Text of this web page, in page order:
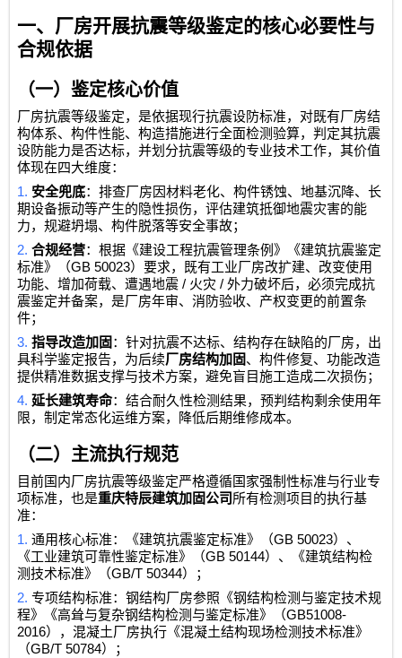
一、厂房开展抗震等级鉴定的核心必要性与
合规依据
（一）鉴定核心价值
厂房抗震等级鉴定，是依据现行抗震设防标准，对既有厂房结
构体系、构件性能、构造措施进行全面检测验算，判定其抗震
设防能力是否达标，并划分抗震等级的专业技术工作，其价值
体现在四大维度：
1. 安全兜底：排查厂房因材料老化、构件锈蚀、地基沉降、长
期设备振动等产生的隐性损伤，评估建筑抵御地震灾害的能
力，规避坍塌、构件脱落等安全事故；
2.合规经营：根据《建设工程抗震管理条例》《建筑抗震鉴定
标准》（GB 50023）要求，既有工业厂房改扩建、改变使用
功能、增加荷载、遭遇地震/ 火灾/外力破坏后，必须完成抗
震鉴定并备案，是厂房年审、消防验收、产权变更的前置条
件；
3.指导改造加固 ：针对抗震不达标、结构存在缺陷的厂房，出
具科学鉴定报告，为后续厂房结构加固、构件修复、功能改造
提供精准数据支撑与技术方案，避免盲目施工造成二次损伤；
4.延长建筑寿命：结合耐久性检测结果，预判结构剩余使用年
限，制定常态化运维方案，降低后期维修成本。
（二）主流执行规范
目前国内厂房抗震等级鉴定严格遵循国家强制性标准与行业专
项标准，也是重庆特辰建筑加固公司 所有检测项目的执行基
准：
1.通用核心标准：《建筑抗震鉴定标准》（GB 50023）、
《工业建筑可靠性鉴定标准》（GB 50144）、《建筑结构检
测技术标准》（GB/T 50344）；
2.专项结构标准：钢结构厂房参照《钢结构检测与鉴定技术规
程》《高耸与复杂钢结构检测与鉴定标准》（GB51008-
2016），混凝土厂房执行《混凝土结构现场检测技术标准》
（GB/T 50784）；